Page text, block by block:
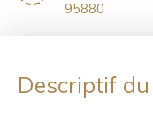
95880
Descriptif